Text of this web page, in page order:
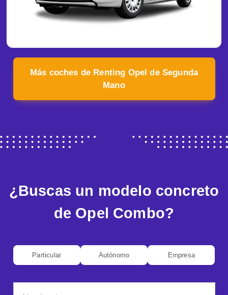
Más coches de Renting Opel de Segunda
Mano
¿Buscas un modelo concreto
de Opel Combo?
Particular Autónomo Empresa